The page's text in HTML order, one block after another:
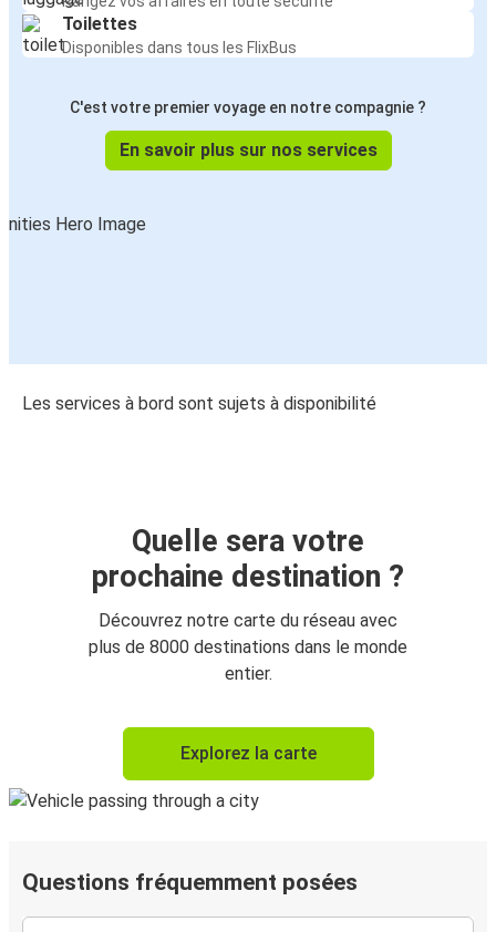
Toilettes
Disponibles dans tous les FlixBus
C'est votre premier voyage en notre compagnie ?
En savoir plus sur nos services
Les services à bord sont sujets à disponibilité
Quelle sera votre
prochaine destination ?
Découvrez notre carte du réseau avec
plus de 8000 destinations dans le monde
entier.
Explorez la carte
Questions fréquemment posées